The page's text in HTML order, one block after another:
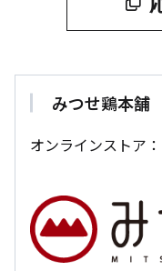
みつせ鶏本舗
オンラインストア：